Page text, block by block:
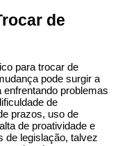
de
para trocar de
pode surgir a
problemas
de
prazos, uso de
de proatividade e
de legislação, talvez